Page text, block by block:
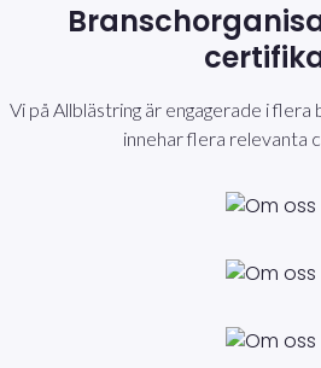
Vi på Allblästring är engagerade i
innehar flera relevanta